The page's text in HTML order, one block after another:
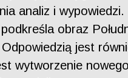
analiz i
obraz
jest
wytworzenie